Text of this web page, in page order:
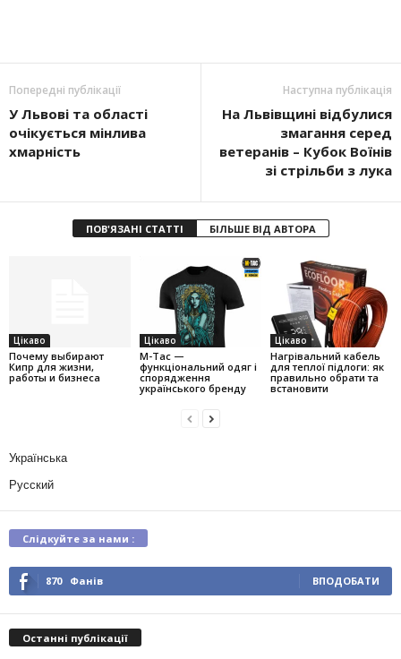
Попередні публікації
У Львові та області
очікується мінлива
хмарність
Наступна публікація
На Львівщині відбулися
змагання серед
ветеранів – Кубок Воїнів
зі стрільби з лука
ПОВ'ЯЗАНІ СТАТТІ БІЛЬШЕ ВІД АВТОРА
Цікаво
Почему выбирают
Кипр для жизни,
работы и бизнеса
Цікаво
M-Tac —
функціональний одяг і
спорядження
українського бренду
Цікаво
Нагрівальний кабель
для теплої підлоги: як
правильно обрати та
встановити
Українська
Русский
Слідкуйте за нами :
870 Фанів ВПОДОБАТИ
Останні публікації